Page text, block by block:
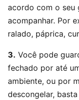
acordo com o seu
acompanhar. Por
ralado, páprica,
3. Você pode
fechado por até
ambiente, ou por
descongelar,